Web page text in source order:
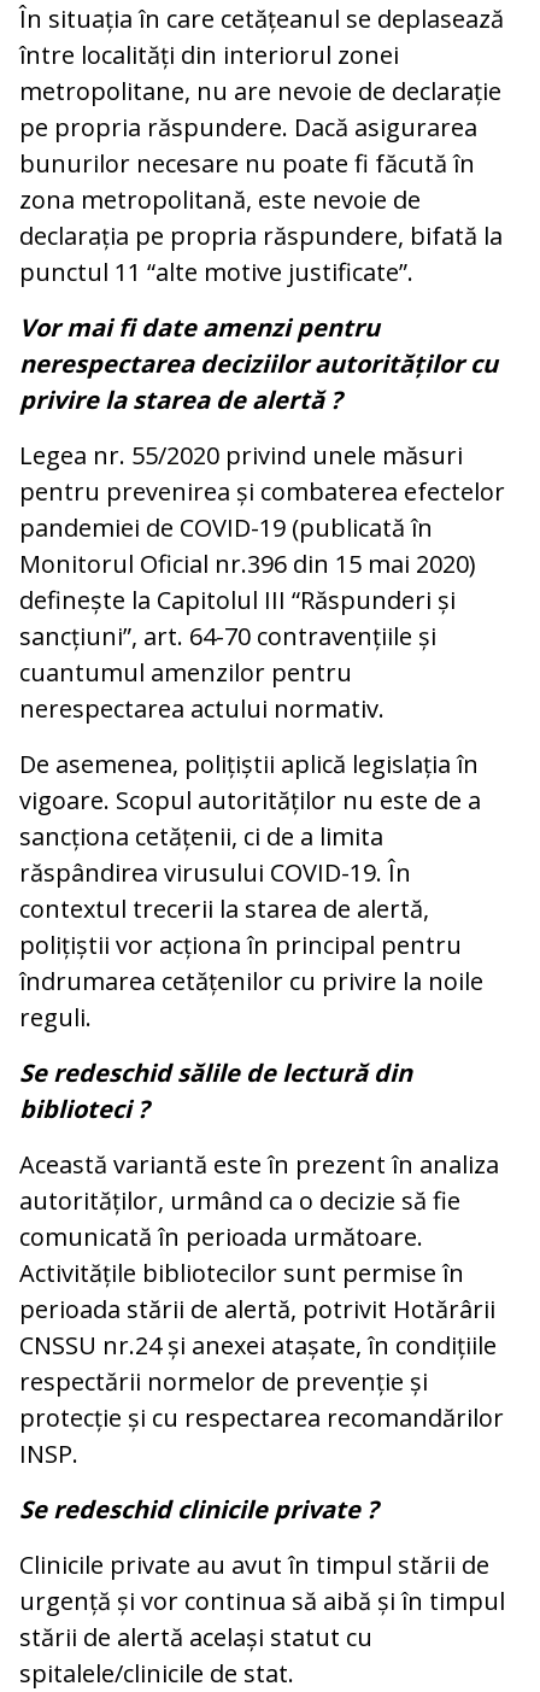
În situația în care cetățeanul se deplasează
între localități din interiorul zonei
metropolitane, nu are nevoie de declarație
pe propria răspundere. Dacă asigurarea
bunurilor necesare nu poate fi făcută în
zona metropolitană, este nevoie de
declarația pe propria răspundere, bifată la
punctul 11 “alte motive justificate”.
Vor mai fi date amenzi pentru
nerespectarea deciziilor autorităților cu
privire la starea de alertă ?
Legea nr. 55/2020 privind unele măsuri
pentru prevenirea și combaterea efectelor
pandemiei de COVID-19 (publicată în
Monitorul Oficial nr.396 din 15 mai 2020)
definește la Capitolul III “Răspunderi și
sancțiuni”, art. 64-70 contravențiile și
cuantumul amenzilor pentru
nerespectarea actului normativ.
De asemenea, polițiștii aplică legislația în
vigoare. Scopul autorităților nu este de a
sancționa cetățenii, ci de a limita
răspândirea virusului COVID-19. În
contextul trecerii la starea de alertă,
polițiștii vor acționa în principal pentru
îndrumarea cetățenilor cu privire la noile
reguli.
Se redeschid sălile de lectură din
biblioteci ?
Această variantă este în prezent în analiza
autorităților, urmând ca o decizie să fie
comunicată în perioada următoare.
Activitățile bibliotecilor sunt permise în
perioada stării de alertă, potrivit Hotărârii
CNSSU nr.24 și anexei atașate, în condițiile
respectării normelor de prevenție și
protecție și cu respectarea recomandărilor
INSP.
Se redeschid clinicile private ?
Clinicile private au avut în timpul stării de
urgență și vor continua să aibă și în timpul
stării de alertă același statut cu
spitalele/clinicile de stat.